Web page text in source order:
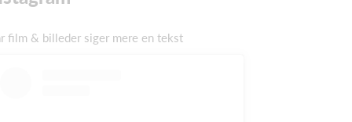
film & billeder siger mere en tekst